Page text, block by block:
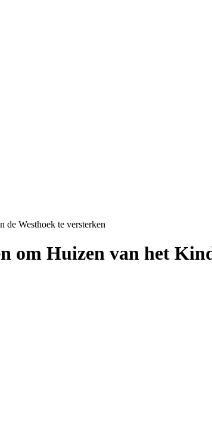
Westhoek te versterken
om Huizen van het